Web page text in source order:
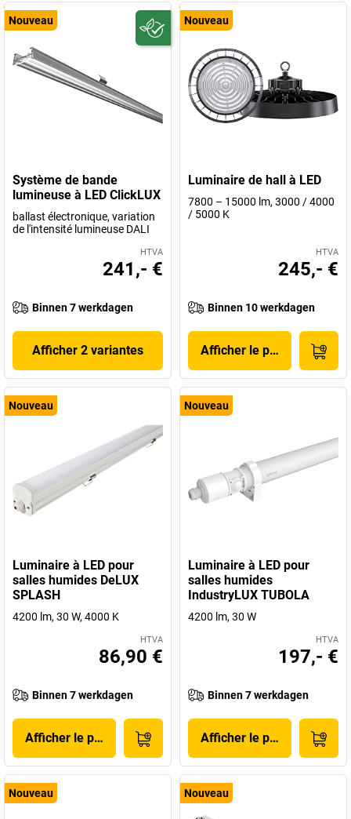
Nouveau
Système de bande
lumineuse à LED ClickLUX
ballast électronique, variation
de l'intensité lumineuse DALI
HTVA
241,- €
Binnen 7 werkdagen
Afficher 2 variantes
Nouveau
Luminaire de hall à LED
7800 – 15000 lm, 3000 / 4000
/ 5000 K
HTVA
245,- €
Binnen 10 werkdagen
Afficher le produit
Nouveau
Luminaire à LED pour
salles humides DeLUX
SPLASH
4200 lm, 30 W, 4000 K
HTVA
86,90 €
Binnen 7 werkdagen
Afficher le produit
Nouveau
Luminaire à LED pour
salles humides
IndustryLUX TUBOLA
4200 lm, 30 W
HTVA
197,- €
Binnen 7 werkdagen
Afficher le produit
Nouveau Nouveau